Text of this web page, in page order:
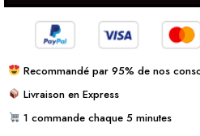
Recommandé par 95% de nos
Livraison en Express
1 commande chaque 5 minutes